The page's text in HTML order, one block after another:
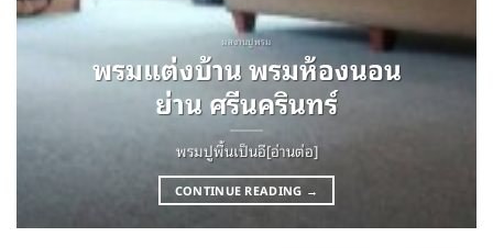
ผลงานปูพรม
พรมแต่งบ้าน พรมห้องนอน
ย่าน ศรีนครินทร์
พรมปูพื้นเป็นอี[อ่านต่อ]
CONTINUE READING →